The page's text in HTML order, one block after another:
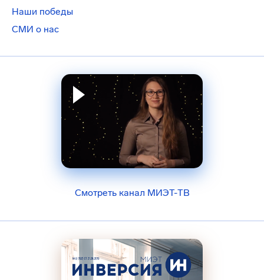
Наши победы
СМИ о нас
Смотреть канал МИЭТ-ТВ